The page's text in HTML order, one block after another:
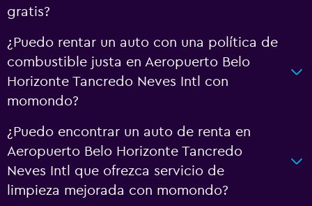
gratis?
¿Puedo rentar un auto con una política de
combustible justa en Aeropuerto Belo
Horizonte Tancredo Neves Intl con
momondo?
¿Puedo encontrar un auto de renta en
Aeropuerto Belo Horizonte Tancredo
Neves Intl que ofrezca servicio de
limpieza mejorada con momondo?